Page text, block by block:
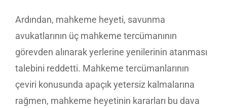
Ardından, mahkeme heyeti, savunma
avukatlarının üç mahkeme tercümanının
görevden alınarak yerlerine yenilerinin atanması
talebini reddetti. Mahkeme tercümanlarının
çeviri konusunda apaçık yetersiz kalmalarına
rağmen, mahkeme heyetinin kararları bu dava